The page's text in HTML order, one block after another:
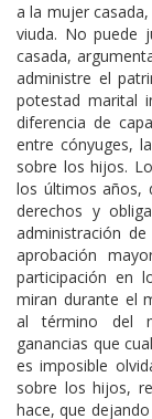
a la mujer
viuda. No puede
casada,
administre el
potestad marital
diferencia de
entre cónyuges,
sobre los hijos.
los últimos años,
derechos y
administración
aprobación
participación en
miran durante el
al término del
ganancias que
es imposible
sobre los hijos,
hace, que